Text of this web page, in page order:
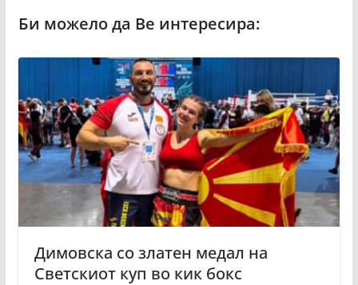
Димовска со златен медал на
Светскиот куп во кик бокс